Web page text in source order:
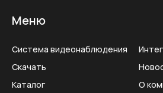
Меню
Система видеонаблюдения
Скачать
Каталог
О